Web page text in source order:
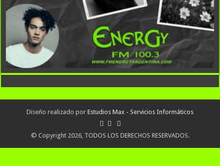
Diseño realizado por Estudios Max - Servicios Informáticos
© Copyright 2026, TODOS LOS DERECHOS RESERVADOS.